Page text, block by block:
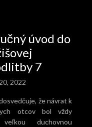
úvod do
7
2022
že návrat k
otcov bol vždy
veľkou duchovnou